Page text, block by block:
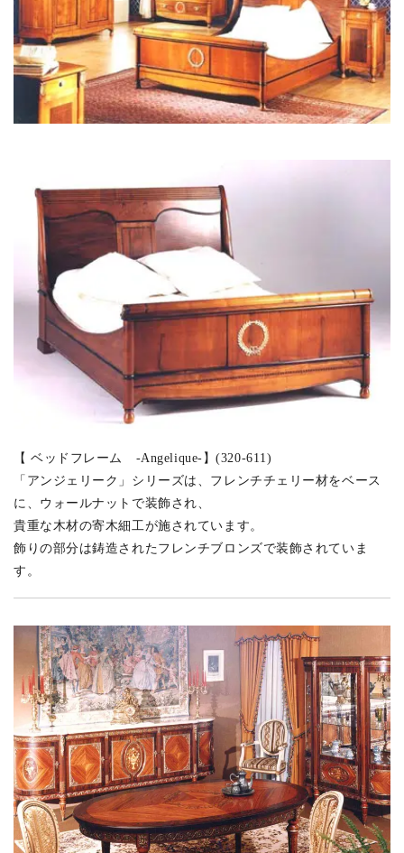
【 ベッドフレーム -Angelique-】(320-611)
「アンジェリーク」シリーズは、フレンチチェリー材をベース
に、ウォールナットで装飾され、
貴重な木材の寄木細工が施されています。
飾りの部分は鋳造されたフレンチブロンズで装飾されていま
す。